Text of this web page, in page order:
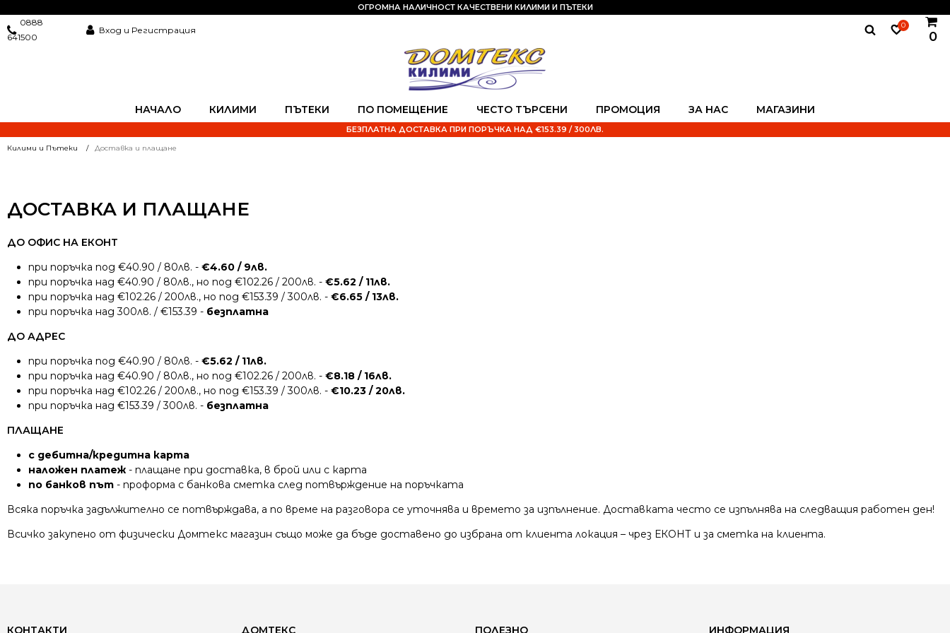
НАЧАЛО КИЛИМИ ПЪТЕКИ ПО ПОМЕЩЕНИЕ ЧЕСТО ТЪРСЕНИ ПРОМОЦИЯ ЗА НАС МАГАЗИНИ
0
0
0888
641500
Вход и Регистрация
ОГРОМНА НАЛИЧНОСТ КАЧЕСТВЕНИ КИЛИМИ И ПЪТЕКИ
БЕЗПЛАТНА ДОСТАВКА ПРИ ПОРЪЧКА НАД €153.39 / 300ЛВ.
Килими и Пътеки Доставка и плащане
ДОСТАВКА И ПЛАЩАНЕ
ДО ОФИС НА ЕКОНТ
при поръчка под €40.90 / 80лв. - €4.60 / 9лв.
при поръчка над €40.90 / 80лв., но под €102.26 / 200лв. - €5.62 / 11лв.
при поръчка над €102.26 / 200лв., но под €153.39 / 300лв. - €6.65 / 13лв.
при поръчка над 300лв. / €153.39 - безплатна
ДО АДРЕС
при поръчка под €40.90 / 80лв. - €5.62 / 11лв.
при поръчка над €40.90 / 80лв., но под €102.26 / 200лв. - €8.18 / 16лв.
при поръчка над €102.26 / 200лв., но под €153.39 / 300лв. - €10.23 / 20лв.
при поръчка над €153.39 / 300лв. - безплатна
ПЛАЩАНЕ
с дебитна/кредитна карта
наложен платеж - плащане при доставка, в брой или с карта
по банков път - проформа с банкова сметка след потвърждение на поръчката
Всяка поръчка задължително се потвърждава, а по време на разговора се уточнява и времето за изпълнение. Доставката често се изпълнява на следващия работен ден!
Всичко закупено от физически Домтекс магазин също може да бъде доставено до избрана от клиента локация – чрез ЕКОНТ и за сметка на клиента.
КОНТАКТИ ДОМТЕКС ПОЛЕЗНО ИНФОРМАЦИЯ